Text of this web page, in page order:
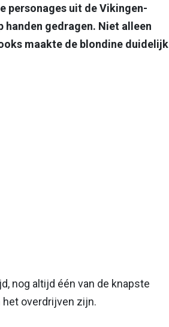
personages uit de Vikingen-
gedragen. Niet alleen
maakte de blondine duidelijk
nog altijd één van de knapste
overdrijven zijn.